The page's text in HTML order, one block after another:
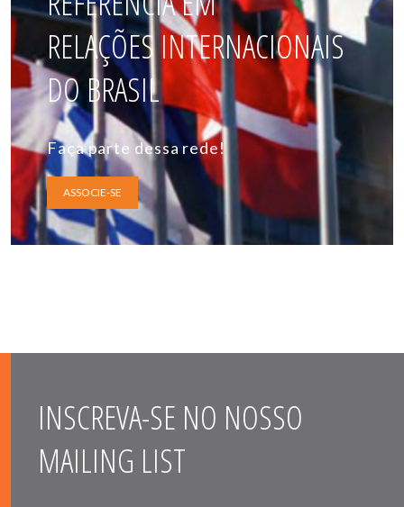
RELAÇÕES INTERNACIONAIS
DO BRASIL
Faça parte dessa rede!
ASSOCIE-SE
INSCREVA-SE NO NOSSO
MAILING LIST